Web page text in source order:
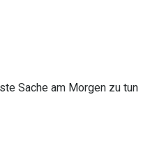
Sache am Morgen zu tun